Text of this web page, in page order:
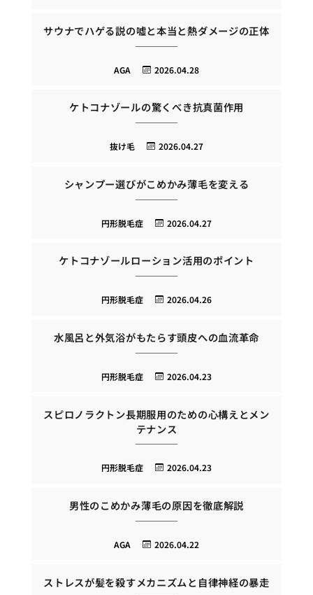
サウナでハゲる説の嘘と本当と熱ダメージの正体
2026.04.28
AGA
ケトコナゾールの驚くべき抗真菌作用
2026.04.27
抜け毛
シャンプー選びがこめかみ薄毛を変える
2026.04.27
円形脱毛症
ケトコナゾールローション活用のポイント
2026.04.26
円形脱毛症
水風呂と外気浴がもたらす頭皮への血流革命
2026.04.23
円形脱毛症
スピロノラクトン長期服用のための心構えとメン
テナンス
2026.04.23
円形脱毛症
男性のこめかみ薄毛の原因を徹底解説
2026.04.22
AGA
ストレスが髪を殺すメカニズムと自律神経の暴走